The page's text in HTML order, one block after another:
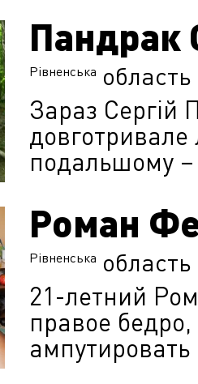
Пандрак
Рівненська область
Зараз Сергій
довготривале
подальшому
Роман
Рівненська область
21-летний
правое
ампутировать